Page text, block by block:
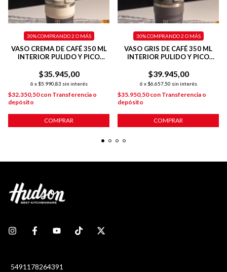
VASO CREMA DE CAFÉ 350 ML
INTERIOR PULIDO Y PICO
$35.945,00
6 x $5.990,83 sin interés
30%COMPRANDO 2 O MÁS
$32.350,50con Transferencia o
depósito
COMPRAR
VASO GRIS DE CAFÉ 350 ML
INTERIOR PULIDO Y PICO
$39.945,00
6 x $6.657,50 sin interés
30%COMPRANDO 2 O MÁS
$35.950,50con Transferencia o
depósito
COMPRAR
5491178264391